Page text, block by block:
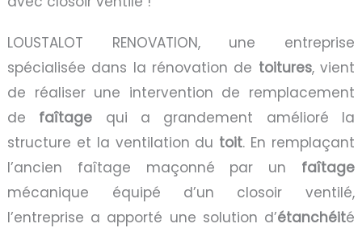
LOUSTALOT RENOVATION, une entreprise
spécialisée dans la rénovation de toitures, vient
de réaliser une intervention de remplacement
de faîtage qui a grandement amélioré la
structure et la ventilation du toit. En remplaçant
l’ancien faîtage maçonné par un faîtage
mécanique équipé d’un closoir ventilé,
l’entreprise a apporté une solution d’étanchéité